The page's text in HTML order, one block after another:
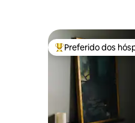
Entre os melhores
Preferido dos